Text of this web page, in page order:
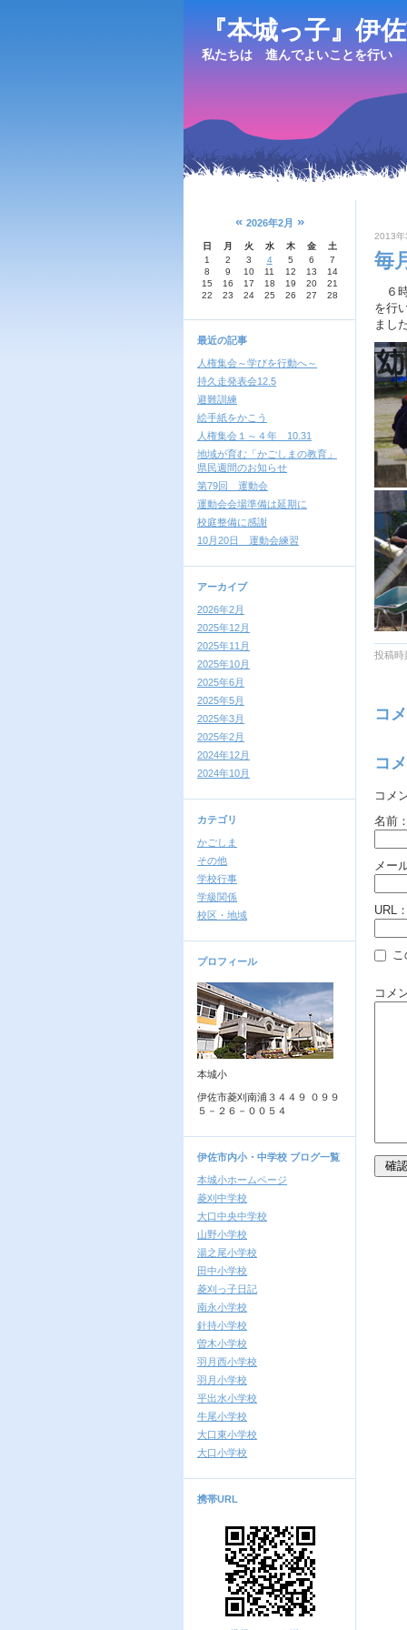
『本城っ子』伊
私たちは 進んでよいことを行い
« 2026年2月 »
日 月 火 水 木 金
土
1
2 3 4 5 6
7
8
9 10 11 12 13
14
15
16 17 18 19 20
21
22
23 24 25 26 27 28
最近の記事
人権集会～学びを行動へ～
持久走発表会12.5
避難訓練
絵手紙をかこう
人権集会１～４年 10.31
地域が育む「かごしまの教育」
県民週間のお知らせ
第79回 運動会
運動会会場準備は延期に
校庭整備に感謝
10月20日 運動会練習
アーカイブ
2026年2月
2025年12月
2025年11月
2025年10月
2025年6月
2025年5月
2025年3月
2025年2月
2024年12月
2024年10月
カテゴリ
かごしま
その他
学校行事
学級関係
校区・地域
プロフィール
本城小
伊佐市菱刈南浦３４４９ ０９９
５－２６－００５４
伊佐市内小・中学校 ブログ一覧
本城小ホームページ
菱刈中学校
大口中央中学校
山野小学校
湯之尾小学校
田中小学校
菱刈っ子日記
南永小学校
針持小学校
曽木小学校
羽月西小学校
羽月小学校
平出水小学校
牛尾小学校
大口東小学校
大口小学校
携帯URL
2013年
毎
６
を行
まし
投稿時
コ
コ
コメ
名前：
メー
URL：
コメ